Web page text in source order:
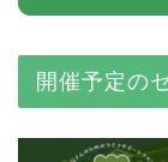
開催予定の